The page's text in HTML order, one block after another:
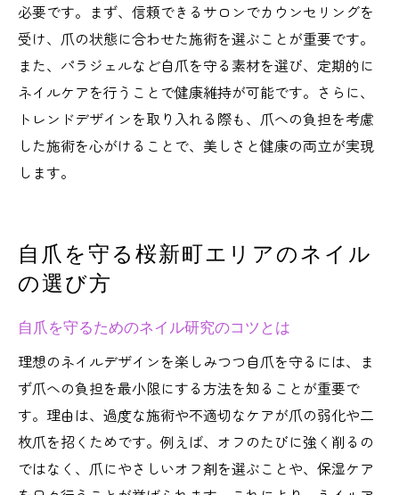
必要です。まず、信頼できるサロンでカウンセリングを
受け、爪の状態に合わせた施術を選ぶことが重要です。
また、パラジェルなど自爪を守る素材を選び、定期的に
ネイルケアを行うことで健康維持が可能です。さらに、
トレンドデザインを取り入れる際も、爪への負担を考慮
した施術を心がけることで、美しさと健康の両立が実現
します。
自爪を守る桜新町エリアのネイル
の選び方
自爪を守るためのネイル研究のコツとは
理想のネイルデザインを楽しみつつ自爪を守るには、ま
ず爪への負担を最小限にする方法を知ることが重要で
す。理由は、過度な施術や不適切なケアが爪の弱化や二
枚爪を招くためです。例えば、オフのたびに強く削るの
ではなく、爪にやさしいオフ剤を選ぶことや、保湿ケア